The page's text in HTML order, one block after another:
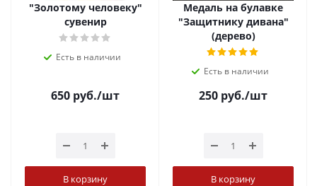
"Золотому человеку"
сувенир
Есть в наличии
650 руб./шт
В корзину
Медаль на булавке
"Защитнику дивана"
(дерево)
Есть в наличии
250 руб./шт
В корзину